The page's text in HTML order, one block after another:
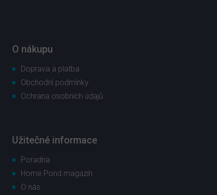
O nákupu
Doprava a platba
Obchodní podmínky
Ochrana osobních údajů
Užitečné informace
Poradna
Home Pond magazín
O nás